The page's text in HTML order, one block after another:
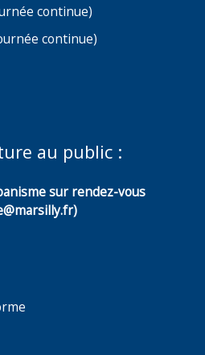
continue)
continue)
au public :
sur rendez-vous